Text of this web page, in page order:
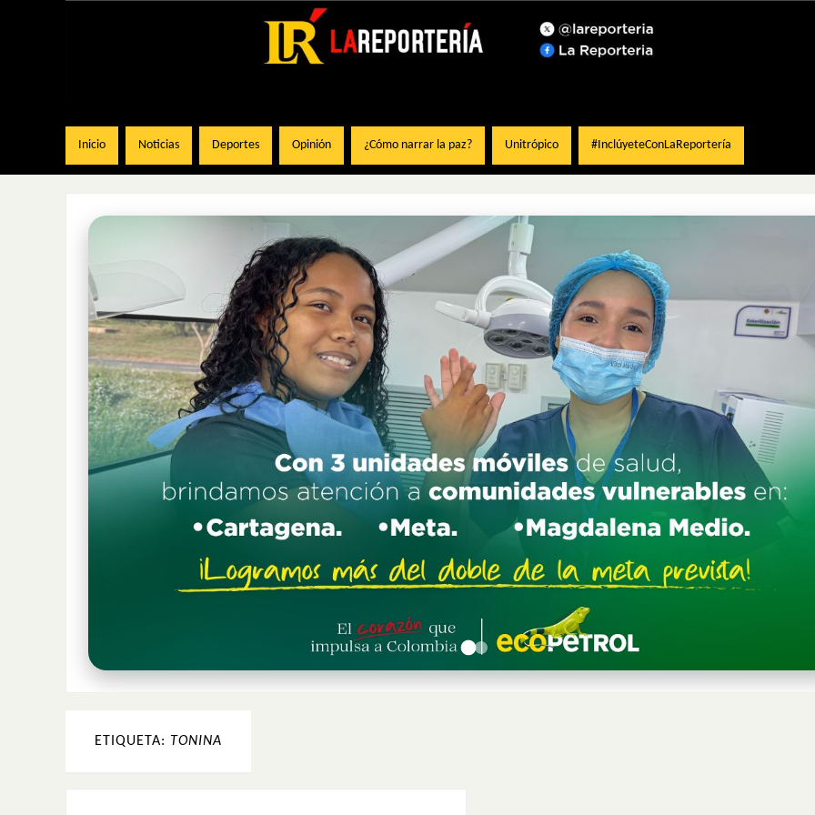
Inicio Noticias Deportes Opinión ¿Cómo narrar la paz? Unitrópico #InclúyeteConLaReportería
ETIQUETA: TONINA